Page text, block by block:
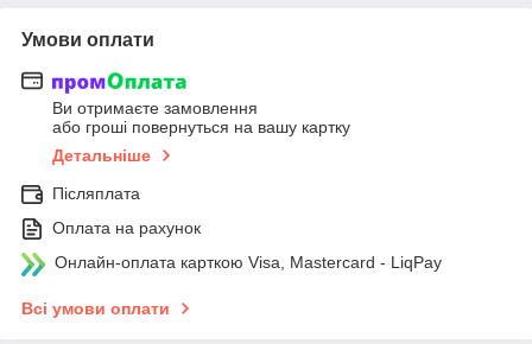
Умови оплати
Ви отримаєте замовлення
або гроші повернуться на вашу картку
Детальніше
Післяплата
Оплата на рахунок
Онлайн-оплата карткою Visa, Mastercard - LiqPay
Всі умови оплати